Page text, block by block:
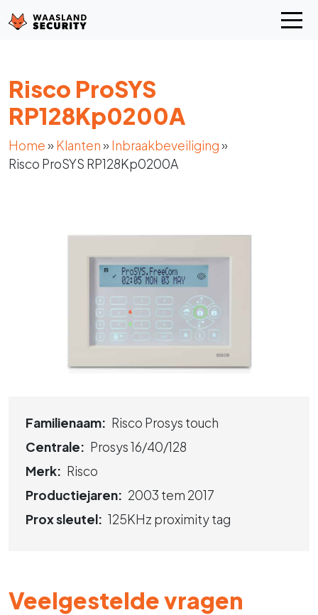
Risco ProSYS
RP128Kp0200A
Home»Klanten»Inbraakbeveiliging»
Risco ProSYS RP128Kp0200A
Familienaam: Risco Prosys touch
Centrale: Prosys 16/40/128
Merk: Risco
Productiejaren: 2003 tem 2017
Prox sleutel: 125KHz proximity tag
Veelgestelde vragen